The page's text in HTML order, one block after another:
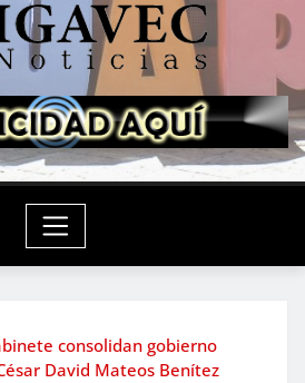
consolidan gobierno
David Mateos Benítez